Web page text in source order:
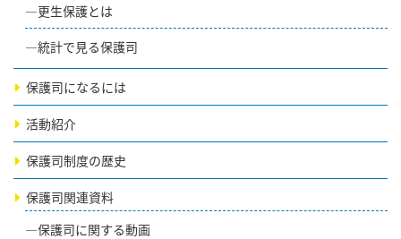
更生保護とは
統計で見る保護司
保護司になるには
活動紹介
保護司制度の歴史
保護司関連資料
保護司に関する動画